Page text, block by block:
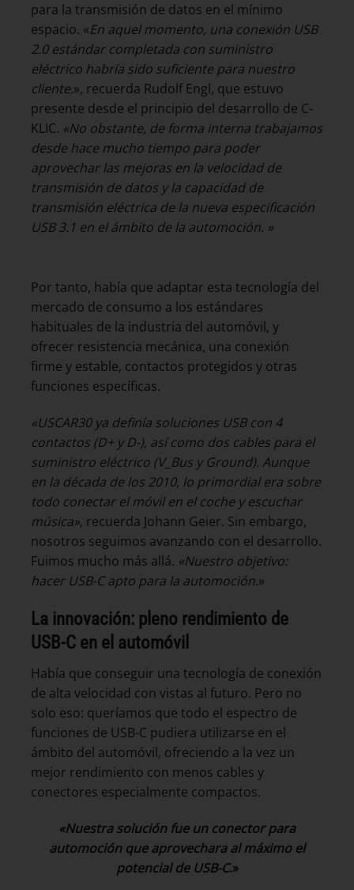
para la transmisión de datos en el mínimo
espacio. «En aquel momento, una conexión USB
2.0 estándar completada con suministro
eléctrico habría sido suficiente para nuestro
cliente.», recuerda Rudolf Engl, que estuvo
presente desde el principio del desarrollo de C-
KLIC. «No obstante, de forma interna trabajamos
desde hace mucho tiempo para poder
aprovechar las mejoras en la velocidad de
transmisión de datos y la capacidad de
transmisión eléctrica de la nueva especificación
USB 3.1 en el ámbito de la automoción. »
Por tanto, había que adaptar esta tecnología del
mercado de consumo a los estándares
habituales de la industria del automóvil, y
ofrecer resistencia mecánica, una conexión
firme y estable, contactos protegidos y otras
funciones específicas.
«USCAR30 ya definía soluciones USB con 4
contactos (D+ y D-), así como dos cables para el
suministro eléctrico (V_Bus y Ground). Aunque
en la década de los 2010, lo primordial era sobre
todo conectar el móvil en el coche y escuchar
música», recuerda Johann Geier. Sin embargo,
nosotros seguimos avanzando con el desarrollo.
Fuimos mucho más allá. «Nuestro objetivo:
hacer USB-C apto para la automoción.»
La innovación: pleno rendimiento de
USB-C en el automóvil
Había que conseguir una tecnología de conexión
de alta velocidad con vistas al futuro. Pero no
solo eso: queríamos que todo el espectro de
funciones de USB-C pudiera utilizarse en el
ámbito del automóvil, ofreciendo a la vez un
mejor rendimiento con menos cables y
conectores especialmente compactos.
«Nuestra solución fue un conector para
automoción que aprovechara al máximo el
potencial de USB-C.»